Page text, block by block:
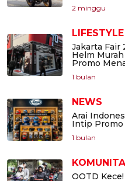
2 minggu
LIFESTYLE
Jakarta Fair
Helm
Promo
1 bulan
NEWS
Arai
Intip Promo
1 bulan
OOTD